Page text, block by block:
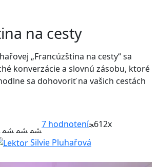
na cesty
„Francúzština na cesty“ sa
konverzácie a slovnú zásobu, ktoré
sa dohovoriť na vašich cestách
7 hodnotení 612x
Silvie Pluhařová